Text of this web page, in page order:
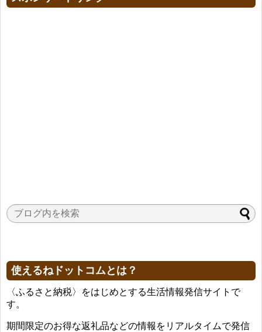
使えるねドットコムとは？
〈ふるさと納税〉をはじめとする生活情報発信サイトで
す。
期間限定のお得な返礼品などの情報をリアルタイムで発信